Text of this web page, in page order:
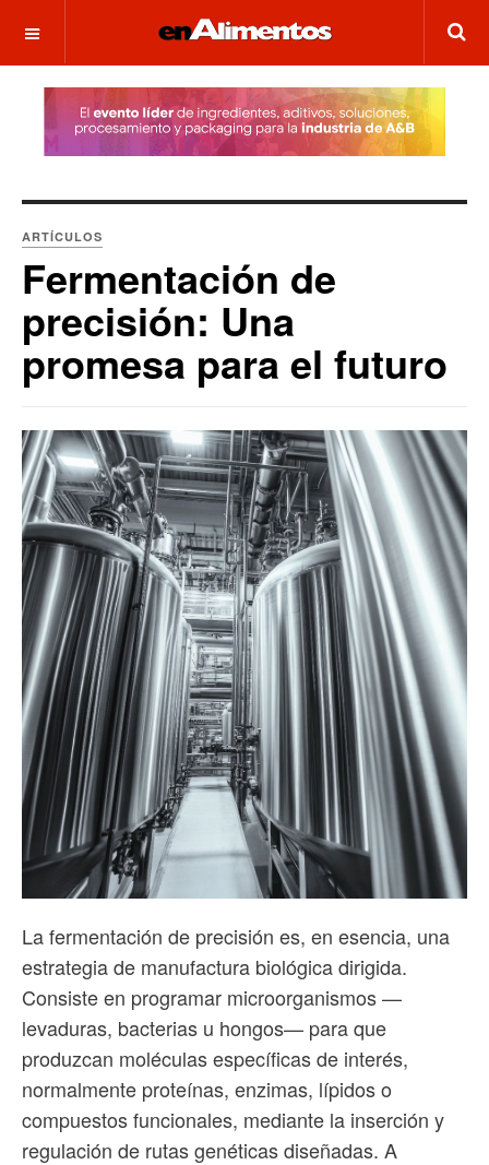
OFF CANVAS
ARTÍCULOS
Fermentación de
precisión: Una
promesa para el futuro
La fermentación de precisión es, en esencia, una
estrategia de manufactura biológica dirigida.
Consiste en programar microorganismos —
levaduras, bacterias u hongos— para que
produzcan moléculas específicas de interés,
normalmente proteínas, enzimas, lípidos o
compuestos funcionales, mediante la inserción y
regulación de rutas genéticas diseñadas. A